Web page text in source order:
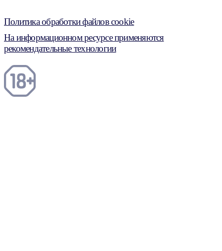
Политика обработки файлов cookie
На информационном ресурсе применяются
рекомендательные технологии